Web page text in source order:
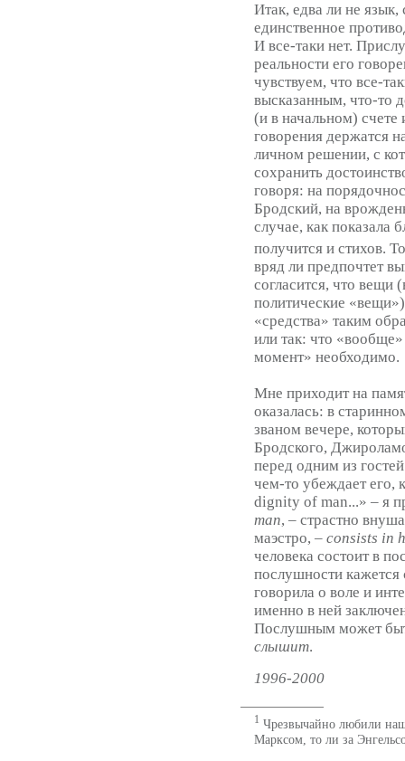
Итак, едва ли не
единственное
И все-таки нет.
реальности его
чувствуем, что все-
высказанным, что-то
(и в начальном)
говорения держатся
личном решении, с
сохранить
говоря: на
Бродский, на
случае, как показала
получится и стихов.
вряд ли предпочтет
согласится, что вещи
политические
«средства» таким
или так: что
момент» необходимо.
Мне приходит на
оказалась: в
званом вечере,
Бродского,
перед одним из
чем-то убеждает его,
dignity of man...» – я
man, – страстно
маэстро, – consists in
человека состоит в
послушности кажется
говорила о воле и
именно в ней
Послушным может
слышит.
1996-2000
1 Чрезвычайно любили
Марксом, то ли за